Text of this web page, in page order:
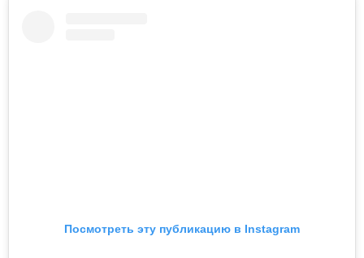
Посмотреть эту публикацию в Instagram